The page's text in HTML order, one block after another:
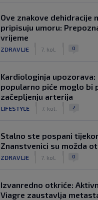
Ove znakove dehidracije
pripisuju umoru:
vrijeme
ZDRAVLJE 7. kol. 0
Kardiologinja upozorava:
popularno piće moglo bi
začepljenju arterija
LIFESTYLE 7. kol. 2
Stalno ste pospani
Znanstvenici su možda
ZDRAVLJE 7. kol. 0
Izvanredno otkriće:
Viagre zaustavlja